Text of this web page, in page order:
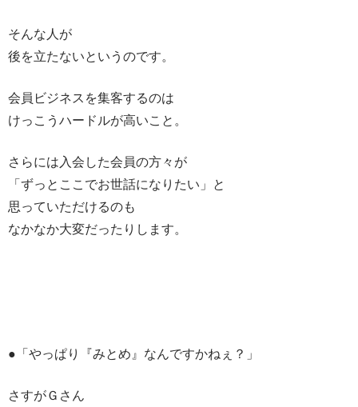
そんな人が
後を立たないというのです。
会員ビジネスを集客するのは
けっこうハードルが高いこと。
さらには入会した会員の方々が
「ずっとここでお世話になりたい」と
思っていただけるのも
なかなか大変だったりします。
●「やっぱり『みとめ』なんですかねぇ？」
さすがＧさん